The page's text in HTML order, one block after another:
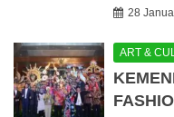
28
ART &